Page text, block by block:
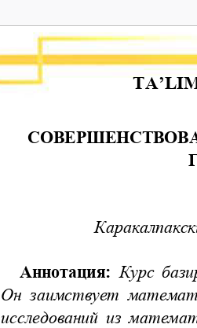
Аннотация: Курс
Он  заимствует
исследований  из